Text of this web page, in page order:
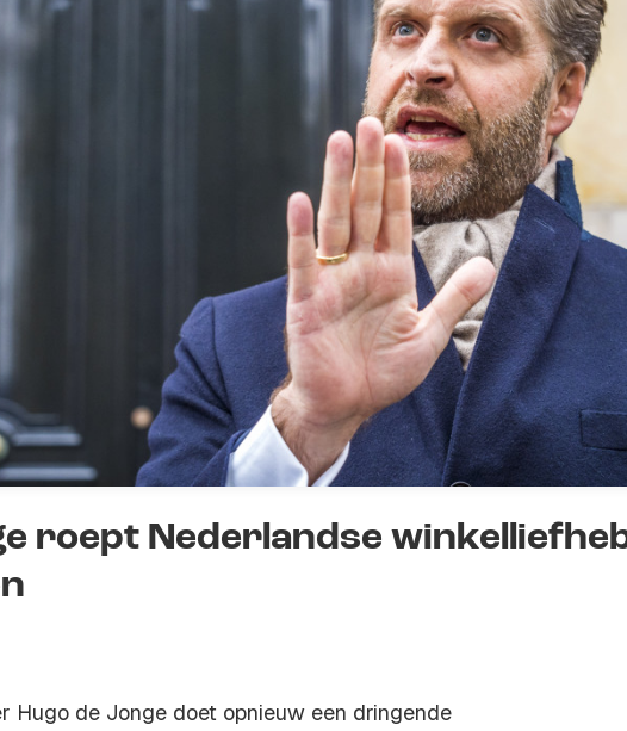
roept Nederlandse
Hugo de Jonge doet opnieuw een dringende